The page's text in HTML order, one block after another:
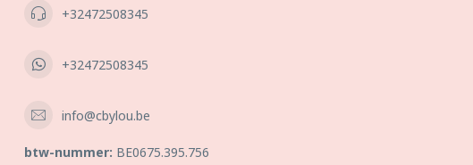
+32472508345
+32472508345
info@cbylou.be
btw-nummer: BE0675.395.756